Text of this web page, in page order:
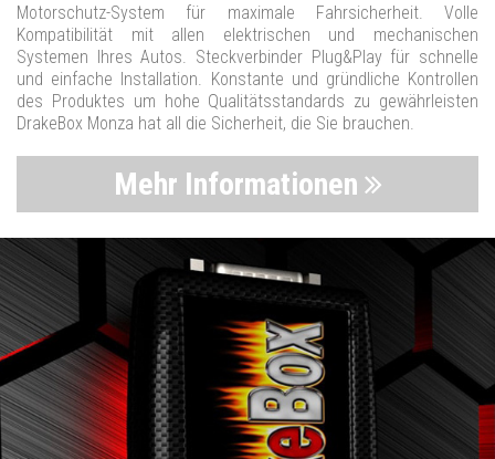
Motorschutz-System für maximale Fahrsicherheit. Volle
Kompatibilität mit allen elektrischen und mechanischen
Systemen Ihres Autos. Steckverbinder Plug&Play für schnelle
und einfache Installation. Konstante und gründliche Kontrollen
des Produktes um hohe Qualitätsstandards zu gewährleisten
DrakeBox Monza hat all die Sicherheit, die Sie brauchen.
Mehr Informationen